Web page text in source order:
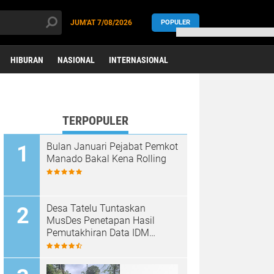
JUM'AT7/08/2026 POPULER
HIBURAN NASIONAL INTERNASIONAL
TERPOPULER
Bulan Januari Pejabat Pemkot
Manado Bakal Kena Rolling
Desa Tatelu Tuntaskan
MusDes Penetapan Hasil
Pemutakhiran Data IDM
Berbasis SDGs Desa Tahun